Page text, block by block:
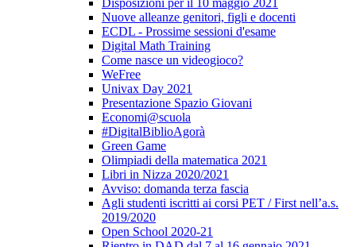
Disposizioni per il 10 maggio 2021
Nuove alleanze genitori, figli e docenti
ECDL - Prossime sessioni d'esame
Digital Math Training
Come nasce un videogioco?
WeFree
Univax Day 2021
Presentazione Spazio Giovani
Economi@scuola
#DigitalBiblioAgorà
Green Game
Olimpiadi della matematica 2021
Libri in Nizza 2020/2021
Avviso: domanda terza fascia
Agli studenti iscritti ai corsi PET / First nell’a.s.
2019/2020
Open School 2020-21